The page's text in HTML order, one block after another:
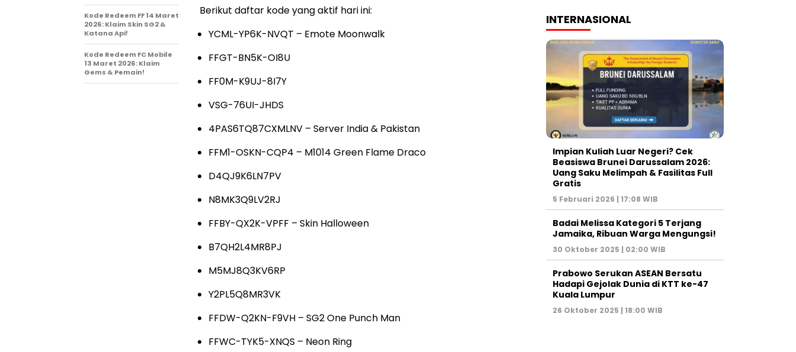
Berikut daftar kode yang aktif hari ini:
YCML-YP6K-NVQT – Emote Moonwalk
FFGT-BN5K-OI8U
FF0M-K9UJ-8I7Y
VSG-76UI-JHDS
4PAS6TQ87CXMLNV – Server India & Pakistan
FFM1-OSKN-CQP4 – M1014 Green Flame Draco
D4QJ9K6LN7PV
N8MK3Q9LV2RJ
FFBY-QX2K-VPFF – Skin Halloween
B7QH2L4MR8PJ
M5MJ8Q3KV6RP
Y2PL5Q8MR3VK
FFDW-Q2KN-F9VH – SG2 One Punch Man
FFWC-TYK5-XNQS – Neon Ring
Kode Redeem FF 14 Maret
2026: Klaim Skin SG2 &
Katana Api!
Kode Redeem FC Mobile
13 Maret 2026: Klaim
Gems & Pemain!
INTERNASIONAL
Impian Kuliah Luar Negeri? Cek
Beasiswa Brunei Darussalam 2026:
Uang Saku Melimpah & Fasilitas Full
Gratis
5 Februari 2026 | 17:08 WIB
Badai Melissa Kategori 5 Terjang
Jamaika, Ribuan Warga Mengungsi!
30 Oktober 2025 | 02:00 WIB
Prabowo Serukan ASEAN Bersatu
Hadapi Gejolak Dunia di KTT ke-47
Kuala Lumpur
26 Oktober 2025 | 18:00 WIB